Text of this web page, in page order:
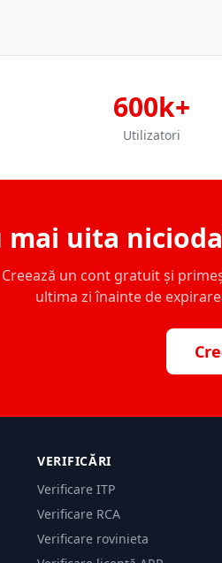
600k+
Utilizatori
mai uita
Creează un cont gratuit și
ultima zi înainte de
VERIFICĂRI
Verificare ITP
Verificare RCA
Verificare rovinieta